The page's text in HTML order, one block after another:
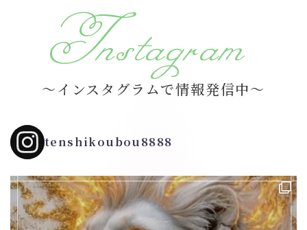
Instagram
～インスタグラムで情報発信中～
tenshikoubou8888